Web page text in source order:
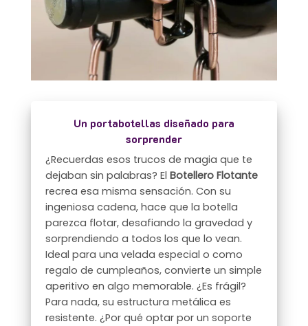
Un portabotellas diseñado para
sorprender
¿Recuerdas esos trucos de magia que te
dejaban sin palabras? ElBotellero Flotante
recrea esa misma sensación. Con su
ingeniosa cadena, hace que la botella
parezca flotar, desafiando la gravedad y
sorprendiendo a todos los que lo vean.
Ideal para una velada especial o como
regalo de cumpleaños, convierte un simple
aperitivo en algo memorable. ¿Es frágil?
Para nada, su estructura metálica es
resistente. ¿Por qué optar por un soporte